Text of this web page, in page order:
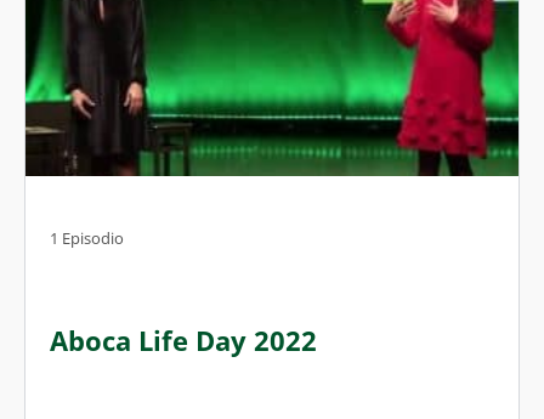
1 Episodio
Aboca Life Day 2022